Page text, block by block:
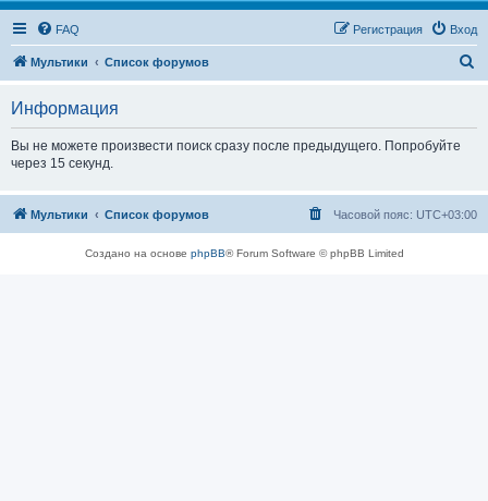
FAQ Вход
Регистрация
Мультики Список форумов
Информация
Вы не можете произвести поиск сразу после предыдущего. Попробуйте
через 15 секунд.
Мультики Список форумов Часовой пояс: UTC+03:00
Создано на основе phpBB® Forum Software © phpBB Limited